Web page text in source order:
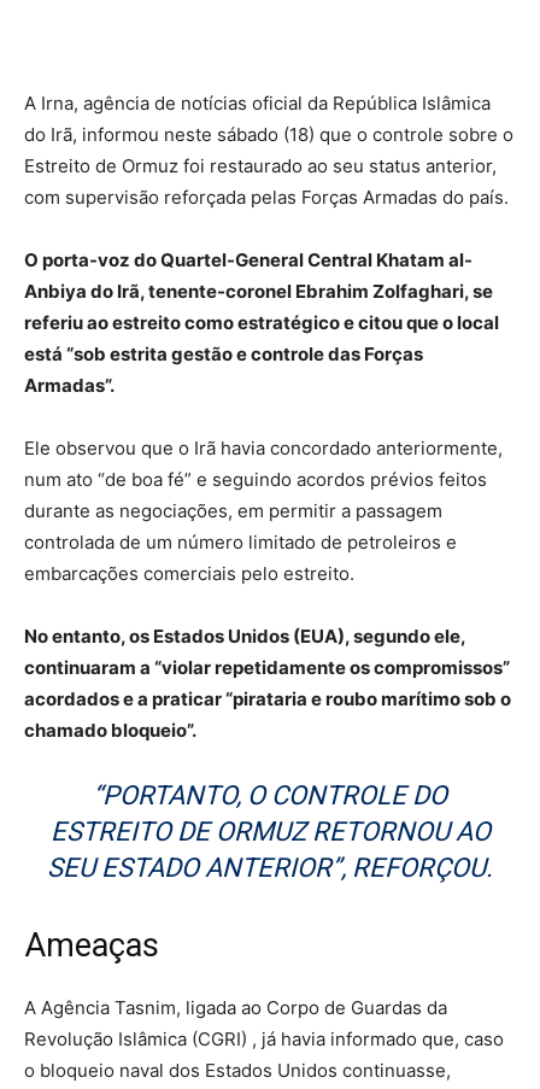
A Irna, agência de notícias oficial da República Islâmica
do Irã, informou neste sábado (18) que o controle sobre o
Estreito de Ormuz foi restaurado ao seu status anterior,
com supervisão reforçada pelas Forças Armadas do país.
O porta-voz do Quartel-General Central Khatam al-
Anbiya do Irã, tenente-coronel Ebrahim Zolfaghari, se
referiu ao estreito como estratégico e citou que o local
está “sob estrita gestão e controle das Forças
Armadas”.
Ele observou que o Irã havia concordado anteriormente,
num ato “de boa fé” e seguindo acordos prévios feitos
durante as negociações, em permitir a passagem
controlada de um número limitado de petroleiros e
embarcações comerciais pelo estreito.
No entanto, os Estados Unidos (EUA), segundo ele,
continuaram a “violar repetidamente os compromissos”
acordados e a praticar “pirataria e roubo marítimo sob o
chamado bloqueio”.
“PORTANTO, O CONTROLE DO
ESTREITO DE ORMUZ RETORNOU AO
SEU ESTADO ANTERIOR”, REFORÇOU.
Ameaças
A Agência Tasnim, ligada ao Corpo de Guardas da
Revolução Islâmica (CGRI) , já havia informado que, caso
o bloqueio naval dos Estados Unidos continuasse,